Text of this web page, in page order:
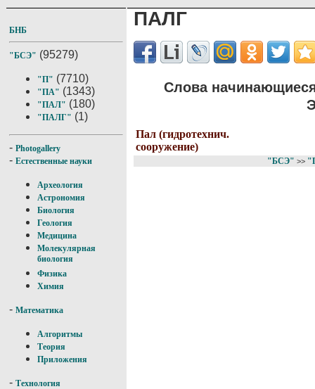
БНБ
"БСЭ" (95279)
"П" (7710)
"ПА" (1343)
"ПАЛ" (180)
"ПАЛГ" (1)
- Photogallery
- Естественные науки
Археология
Астрономия
Биология
Геология
Медицина
Молекулярная
биология
Физика
Химия
- Математика
Алгоритмы
Теория
Приложения
- Технология
ПАЛГ
Слова
Пал (гидротехнич.
сооружение)
"БСЭ" >>